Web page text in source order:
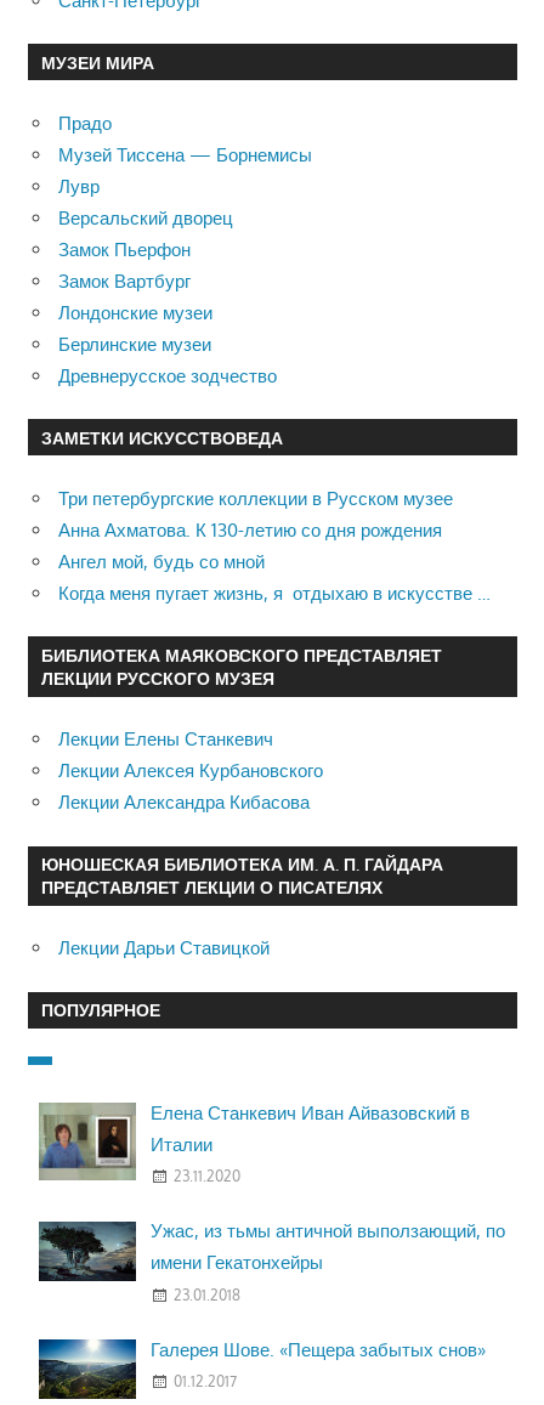
МУЗЕИ МИРА
Прадо
Музей Тиссена — Борнемисы
Лувр
Версальский дворец
Замок Пьерфон
Замок Вартбург
Лондонские музеи
Берлинские музеи
Древнерусское зодчество
ЗАМЕТКИ ИСКУССТВОВЕДА
Три петербургские коллекции в Русском музее
Анна Ахматова. К 130-летию со дня рождения
Ангел мой, будь со мной
Когда меня пугает жизнь, я отдыхаю в искусстве …
БИБЛИОТЕКА МАЯКОВСКОГО ПРЕДСТАВЛЯЕТ
ЛЕКЦИИ РУССКОГО МУЗЕЯ
Лекции Елены Станкевич
Лекции Алексея Курбановского
Лекции Александра Кибасова
ЮНОШЕСКАЯ БИБЛИОТЕКА ИМ. А. П. ГАЙДАРА
ПРЕДСТАВЛЯЕТ ЛЕКЦИИ О ПИСАТЕЛЯХ
Лекции Дарьи Ставицкой
ПОПУЛЯРНОЕ
Елена Станкевич Иван Айвазовский в
Италии
23.11.2020
Ужас, из тьмы античной выползающий, по
имени Гекатонхейры
23.01.2018
Галерея Шове. «Пещера забытых снов»
01.12.2017